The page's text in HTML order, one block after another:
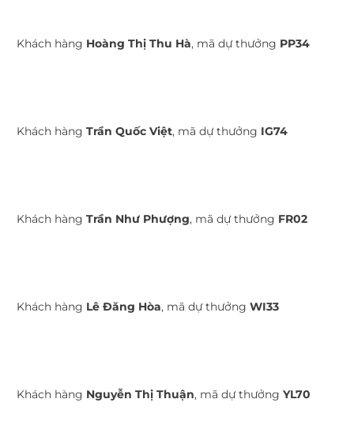
Khách hàng Hoàng Thị Thu Hà, mã dự thưởng PP34
Khách hàngTrần Quốc Việt, mã dự thưởng IG74
Khách hàngTrần Như Phượng, mã dự thưởng FR02
Khách hàng Lê Đăng Hòa, mã dự thưởngWI33
Khách hàng Nguyễn Thị Thuận, mã dự thưởngYL70